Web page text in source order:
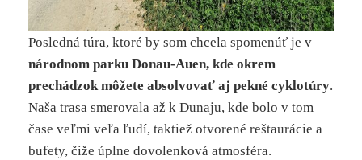
Posledná túra, ktoré by som chcela spomenúť je v
národnom parku Donau-Auen, kde okrem
prechádzok môžete absolvovať aj pekné cyklotúry.
Naša trasa smerovala až k Dunaju, kde bolo v tom
čase veľmi veľa ľudí, taktiež otvorené reštaurácie a
bufety, čiže úplne dovolenková atmosféra.